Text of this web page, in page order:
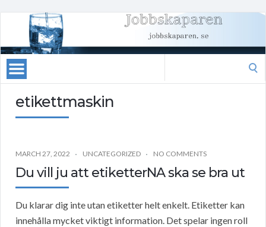
etikettmaskin
MARCH 27, 2022 UNCATEGORIZED NO COMMENTS
Du vill ju att etiketterNA ska se bra ut
Du klarar dig inte utan etiketter helt enkelt. Etiketter kan
innehålla mycket viktigt information. Det spelar ingen roll